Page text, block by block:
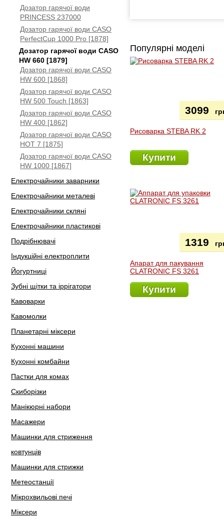
Дозатор гарячої води
PRINCESS 237000
Дозатор гарячої води CASO
PerfectCup 1000 Pro [1878]
Дозатор гарячої води CASO
HW 660 [1879]
Дозатор гарячої води CASO
HW 600 [1868]
Дозатор гарячої води CASO
HW 500 Touch [1863]
Дозатор гарячої води CASO
HW 400 [1862]
Дозатор гарячої води CASO
HOT 7 [1875]
Дозатор гарячої води CASO
HW 1000 [1867]
Електрочайники заварники
Електрочайники металеві
Електрочайники скляні
Електрочайники пластикові
Подрібнювачі
Індукційні електроплити
Йогуртниці
Зубні щітки та іррігатори
Кавоварки
Кавомолки
Планетарні міксери
Кухонні машини
Кухонні комбайни
Пастки для комах
Скиборізки
Манікюрні набори
Масажери
Машинки для стриження
ковтунців
Машинки для стрижки
Метеостанції
Мікрохвильові печі
Міксери
Популярні моделі
Рисоварка STEBA RK 2
3099
Купити
Апарат для пакування
CLATRONIC FS 3261
1319
Купити